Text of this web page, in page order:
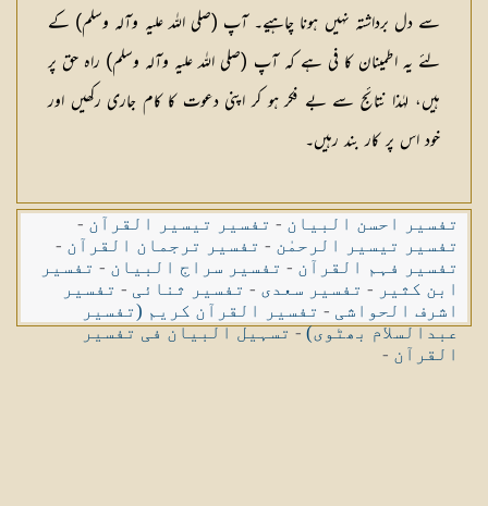
سے دل برداشتہ نہیں ہونا چاہیے۔ آپ (صلی اللہ علیہ وآلہ وسلم) کے
لئے یہ اطمینان کا فی ہے کہ آپ (صلی اللہ علیہ وآلہ وسلم) راہ حق پر
ہیں، لہٰذا نتائج سے بے فکر ہو کر اپنی دعوت کا کام جاری رکھیں اور
خود اس پر کار بند رہیں۔
تفسیر احسن البیان - تفسیر تیسیر القرآن -
تفسیر تیسیر الرحمٰن - تفسیر ترجمان القرآن -
تفسیر فہم القرآن - تفسیر سراج البیان - تفسیر
ابن کثیر - تفسیر سعدی - تفسیر ثنائی - تفسیر
اشرف الحواشی - تفسیر القرآن کریم (تفسیر
عبدالسلام بھٹوی)-تسہیل البیان فی تفسیر
القرآن -